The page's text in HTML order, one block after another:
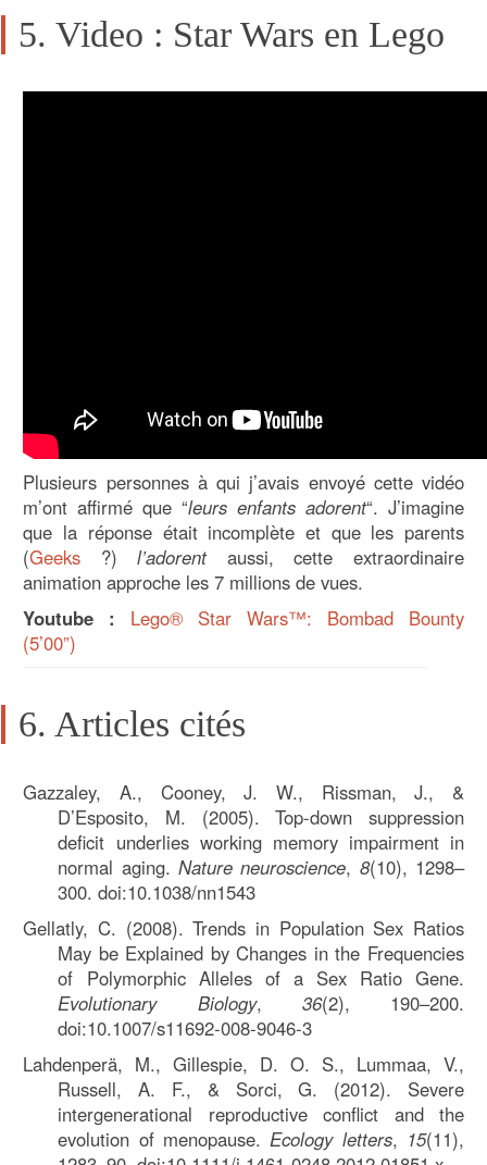
5. Video : Star Wars en Lego
Plusieurs personnes à qui j’avais envoyé cette vidéo
m’ont affirmé que “leurs enfants adorent“. J’imagine
que la réponse était incomplète et que les parents
(Geeks ?)l’adorentaussi, cette extraordinaire
animation approche les 7 millions de vues.
Youtube : Lego® Star Wars™: Bombad Bounty
(5’00”)
6. Articles cités
Gazzaley, A., Cooney, J. W., Rissman, J., &
D’Esposito, M. (2005). Top-down suppression
deficit underlies working memory impairment in
normal aging.Nature neuroscience, 8(10), 1298–
300. doi:10.1038/nn1543
Gellatly, C. (2008). Trends in Population Sex Ratios
May be Explained by Changes in the Frequencies
of Polymorphic Alleles of a Sex Ratio Gene.
Evolutionary Biology, 36(2), 190–200.
doi:10.1007/s11692-008-9046-3
Lahdenperä, M., Gillespie, D. O. S., Lummaa, V.,
Russell, A. F., & Sorci, G. (2012). Severe
intergenerational reproductive conflict and the
evolution of menopause.Ecology letters, 15(11),